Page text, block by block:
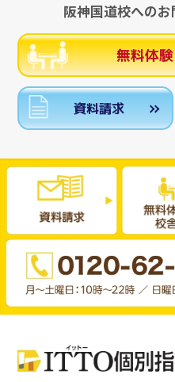
阪神国道校への
無料体
資料請求